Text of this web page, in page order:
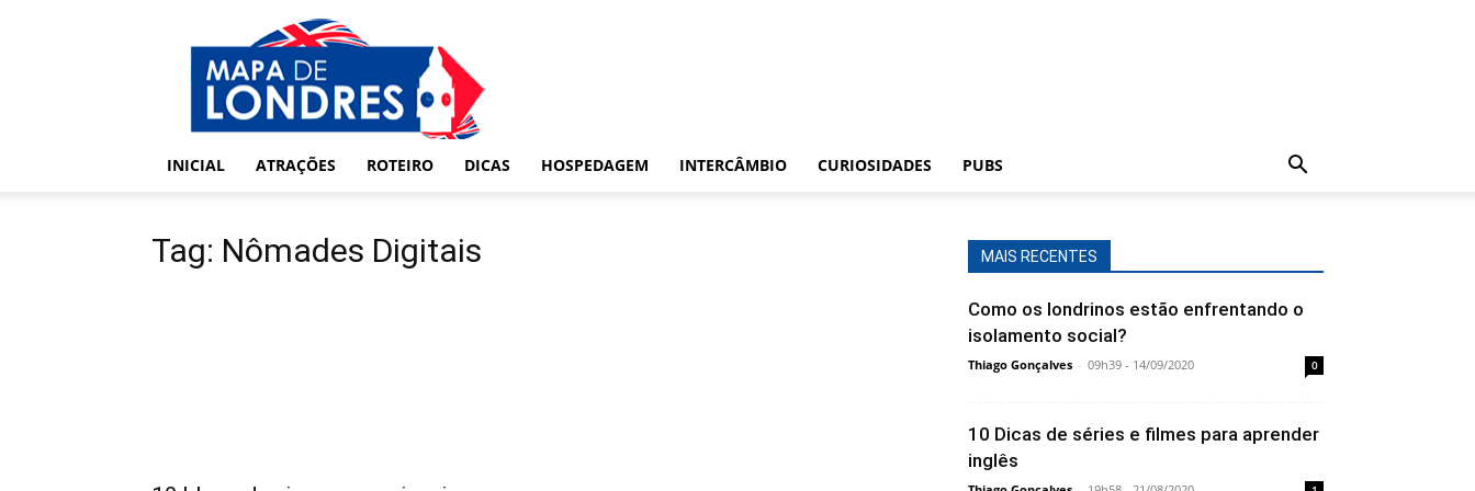
Londres
Mapa
de
Londres
INICIAL
ATRAÇÕES ROTEIRO DICAS HOSPEDAGEM INTERCÂMBIO CURIOSIDADES PUBS
Tag: Nômades Digitais MAIS RECENTES
Como os londrinos estão enfrentando o
isolamento social?
Thiago Gonçalves - 09h39 - 14/09/2020 0
10 Dicas de séries e filmes para aprender
inglês